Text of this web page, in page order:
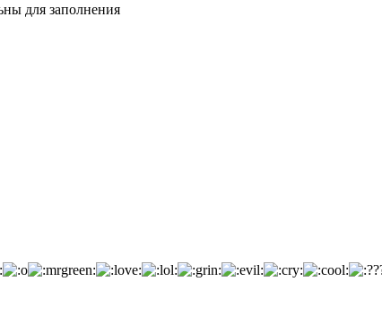
для заполнения